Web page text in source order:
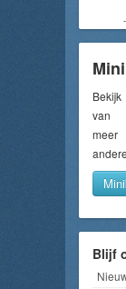
-
van
Blijf